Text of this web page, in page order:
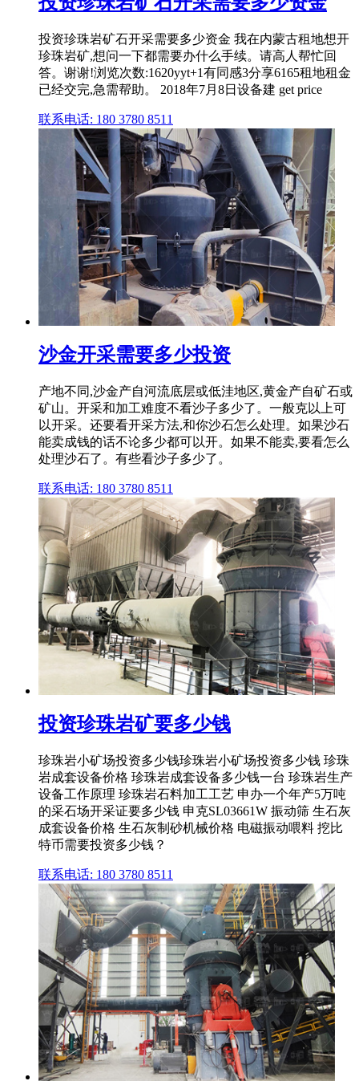
投资珍珠岩矿石开采需要多少资金 我在内蒙古租地想开
珍珠岩矿,想问一下都需要办什么手续。请高人帮忙回
答。谢谢!浏览次数:1620yyt+1有同感3分享6165租地租金
已经交完,急需帮助。 2018年7月8日设备建 get price
联系电话: 180 3780 8511
沙金开采需要多少投资
产地不同,沙金产自河流底层或低洼地区,黄金产自矿石或
矿山。开采和加工难度不看沙子多少了。一般克以上可
以开采。还要看开采方法,和你沙石怎么处理。如果沙石
能卖成钱的话不论多少都可以开。如果不能卖,要看怎么
处理沙石了。有些看沙子多少了。
联系电话: 180 3780 8511
投资珍珠岩矿要多少钱
珍珠岩小矿场投资多少钱珍珠岩小矿场投资多少钱 珍珠
岩成套设备价格 珍珠岩成套设备多少钱一台 珍珠岩生产
设备工作原理 珍珠岩石料加工工艺 申办一个年产5万吨
的采石场开采证要多少钱 申克SL03661W 振动筛 生石灰
成套设备价格 生石灰制砂机械价格 电磁振动喂料 挖比
特币需要投资多少钱？
联系电话: 180 3780 8511